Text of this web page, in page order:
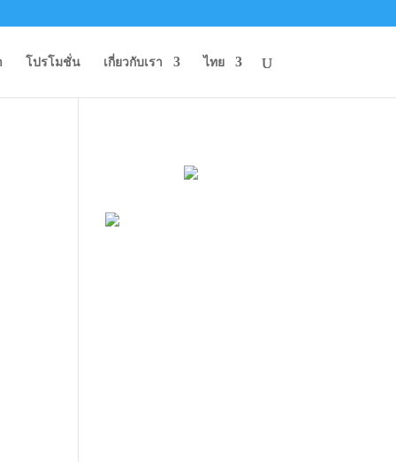
โปรโมชั่น เกี่ยวกับเรา ไทย